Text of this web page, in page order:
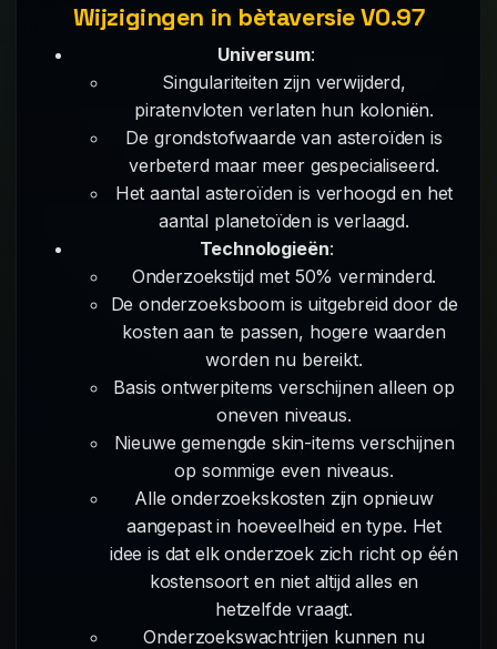
Wijzigingen in bètaversie V0.97
Universum:
Singulariteiten zijn verwijderd,
piratenvloten verlaten hun koloniën.
De grondstofwaarde van asteroïden is
verbeterd maar meer gespecialiseerd.
Het aantal asteroïden is verhoogd en het
aantal planetoïden is verlaagd.
Technologieën:
Onderzoekstijd met 50% verminderd.
De onderzoeksboom is uitgebreid door de
kosten aan te passen, hogere waarden
worden nu bereikt.
Basis ontwerpitems verschijnen alleen op
oneven niveaus.
Nieuwe gemengde skin-items verschijnen
op sommige even niveaus.
Alle onderzoekskosten zijn opnieuw
aangepast in hoeveelheid en type. Het
idee is dat elk onderzoek zich richt op één
kostensoort en niet altijd alles en
hetzelfde vraagt.
Onderzoekswachtrijen kunnen nu